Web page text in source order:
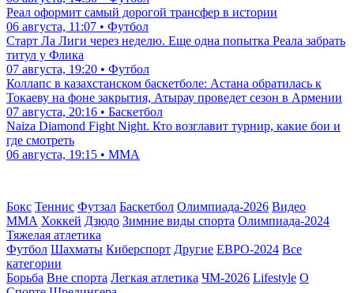
Реал оформит самый дорогой трансфер в истории
06 августа, 11:07 • Футбол
Старт Ла Лиги через неделю. Еще одна попытка Реала забрать
титул у Флика
07 августа, 19:20 • Футбол
Коллапс в казахстанском баскетболе: Астана обратилась к
Токаеву на фоне закрытия, Атырау проведет сезон в Армении
07 августа, 20:16 • Баскетбол
Naiza Diamond Fight Night. Кто возглавит турнир, какие бои и
где смотреть
06 августа, 19:15 • ММА
Бокс Теннис Футзал Баскетбол Олимпиада-2026 Видео
ММА Хоккей Дзюдо Зимние виды спорта Олимпиада-2024
Тяжелая атлетика
Футбол Шахматы Киберспорт Другие ЕВРО-2024 Все
категории
Борьба Вне спорта Легкая атлетика ЧМ-2026 Lifestyle О